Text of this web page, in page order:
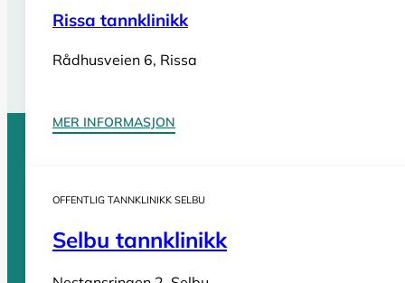
Rissa tannklinikk
Rådhusveien 6, Rissa
MER INFORMASJON
OFFENTLIG TANNKLINIKK SELBU
Selbu tannklinikk
Har du behov for akutt tannlegehjelp
også i helger og på helligdager. Sjekk vår oversikt for
Se tannlegevakter i Trøndelag
Tannleger Norge forsideSøk etter tannlege